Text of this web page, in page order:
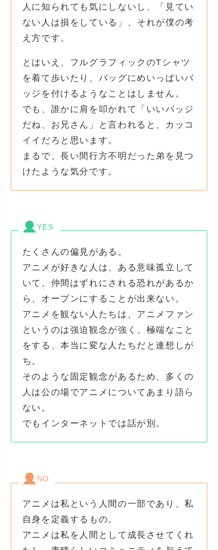
人に知られても気にしないし、「見てい
ない人は損をしている」、それが僕の考
え方です。
とはいえ、フルグラフィックのTシャツ
を着て歩いたり、バッグにめいっぱいバ
ッジを付けるようなことはしません。
でも、誰かに肩を叩かれて「いいバッジ
だね、お兄さん」と言われると、カッコ
イイだろと思います。
まるで、長い間行方不明だった弟を見つ
けたような気分です。
YES
たくさんの偏見がある。
アニメが好きな人は、ある意味孤立して
いて、仲間はずれにされる恐れがあるか
ら、オープンにすることが出来ない。
アニメを観ない人たちは、アニメファン
というのは強迫観念が強く、極端なこと
をする、本当に変な人たちだと連想しが
ち。
そのような固定観念があるため、多くの
人は公の場でアニメについてあまり語ら
ない。
でもインターネットでは話が別。
NO
アニメは私という人間の一部であり、私
自身を定義するもの。
アニメは私を人間として成長させてくれ